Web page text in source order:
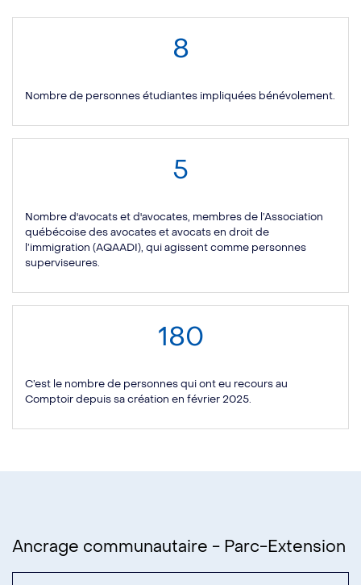
8
Nombre de personnes étudiantes impliquées bénévolement.
5
Nombre d'avocats et d'avocates, membres de l’Association
québécoise des avocates et avocats en droit de
l’immigration (AQAADI), qui agissent comme personnes
superviseures.
180
C’est le nombre de personnes qui ont eu recours au
Comptoir depuis sa création en février 2025.
Ancrage communautaire - Parc-Extension